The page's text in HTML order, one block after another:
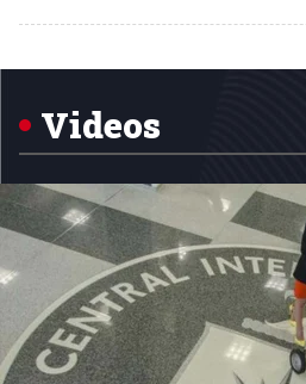
1
Videos